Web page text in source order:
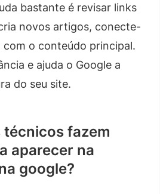
bastante é revisar links
novos artigos, conecte-
o conteúdo principal.
e ajuda o Google a
do seu site.
técnicos fazem
aparecer na
google?